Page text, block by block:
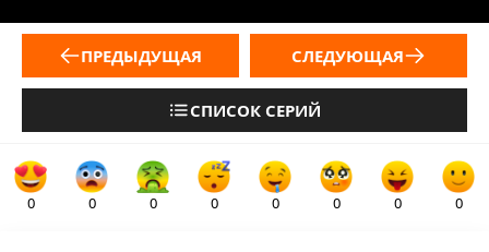
ПРЕДЫДУЩАЯ
СПИСОК СЕРИЙ
СЛЕДУЮЩАЯ
0 0 0 0 0 0 0 0